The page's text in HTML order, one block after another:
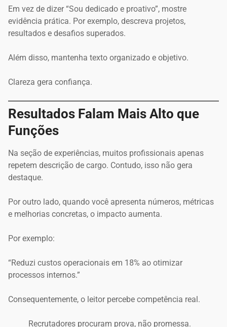
Em vez de dizer “Sou dedicado e proativo”, mostre
evidência prática. Por exemplo, descreva projetos,
resultados e desafios superados.
Além disso, mantenha texto organizado e objetivo.
Clareza gera confiança.
Resultados Falam Mais Alto que
Funções
Na seção de experiências, muitos profissionais apenas
repetem descrição de cargo. Contudo, isso não gera
destaque.
Por outro lado, quando você apresenta números, métricas
e melhorias concretas, o impacto aumenta.
Por exemplo:
“Reduzi custos operacionais em 18% ao otimizar
processos internos.”
Consequentemente, o leitor percebe competência real.
Recrutadores procuram prova, não promessa.